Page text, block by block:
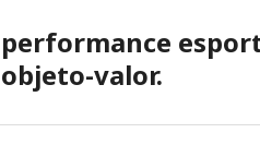
valor.